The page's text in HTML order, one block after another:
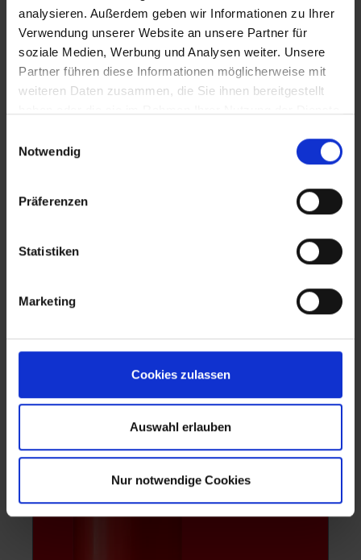
analysieren. Außerdem geben wir Informationen zu Ihrer
Verwendung unserer Website an unsere Partner für
soziale Medien, Werbung und Analysen weiter. Unsere
Partner führen diese Informationen möglicherweise mit
weiteren Daten zusammen, die Sie ihnen bereitgestellt
Notwendig
Präferenzen
Statistiken
Marketing
Cookies zulassen
Auswahl erlauben
Nur notwendige Cookies